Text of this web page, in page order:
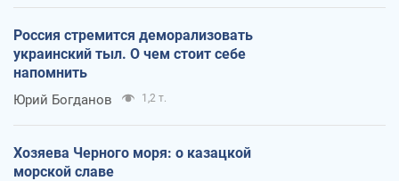
Россия стремится деморализовать
украинский тыл. О чем стоит себе
напомнить
Юрий Богданов 1,2 т.
Хозяева Черного моря: о казацкой
морской славе